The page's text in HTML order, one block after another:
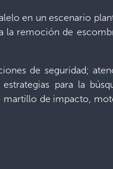
en un escenario
la remoción de
de seguridad;
para la
martillo de impacto,